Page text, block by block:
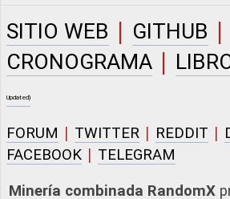
SITIO WEB | GITHUB |
CRONOGRAMA |
Updated)
FORUM | TWITTER | REDDIT |
FACEBOOK | TELEGRAM
Minería combinada RandomX